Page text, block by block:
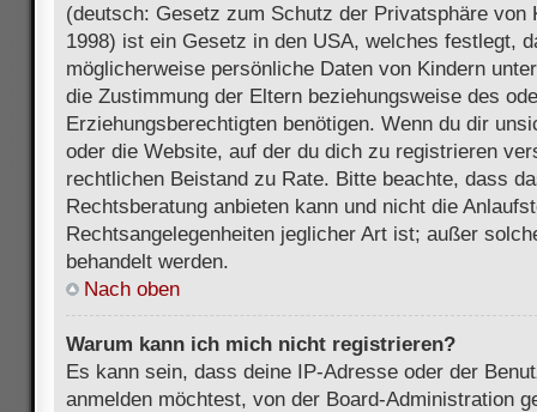
(deutsch: Gesetz zum Schutz der Privatsphäre von
1998) ist ein Gesetz in den USA, welches festlegt,
möglicherweise persönliche Daten von Kindern
die Zustimmung der Eltern beziehungsweise des
Erziehungsberechtigten benötigen. Wenn du dir
oder die Website, auf der du dich zu registrieren
rechtlichen Beistand zu Rate. Bitte beachte, dass
Rechtsberatung anbieten kann und nicht die
Rechtsangelegenheiten jeglicher Art ist; außer
behandelt werden.
Nach oben
Warum kann ich mich nicht registrieren?
Es kann sein, dass deine IP-Adresse oder der
anmelden möchtest, von der Board-Administration